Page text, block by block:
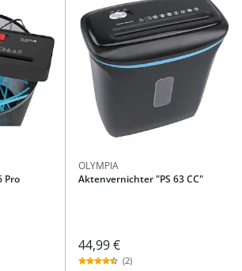
Pro
OLYMPIA
Aktenvernichter "PS 63 CC"
44,99 €
(2)